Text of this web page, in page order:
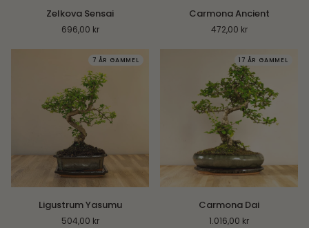
Zelkova Sensai
696,00 kr
Carmona
Ancient
Carmona Ancient
472,00 kr
7 ÅR GAMMEL
Ligustrum
Yasumu
Ligustrum Yasumu
504,00 kr
17 ÅR GAMMEL
CarmonaCarmona Dai
1.016,00 kr